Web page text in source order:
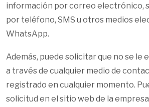
información por correo electrónico,
por teléfono, SMS u otros medios
WhatsApp.
Además, puede solicitar que no se le
a través de cualquier medio de
registrado en cualquier momento.
solicitud en el sitio web de la